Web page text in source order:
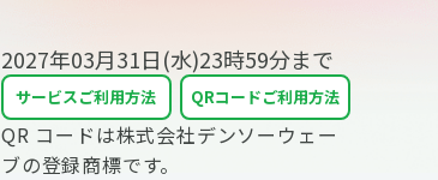
2027年03月31日(水)23時59分まで
サービスご利用方法 QRコードご利用方法
QR コードは株式会社デンソーウェー
ブの登録商標です。